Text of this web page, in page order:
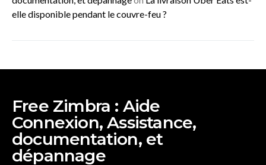
elle disponible pendant le couvre-feu ?
Free Zimbra : Aide
Connexion, Assistance,
documentation, et
dépannage